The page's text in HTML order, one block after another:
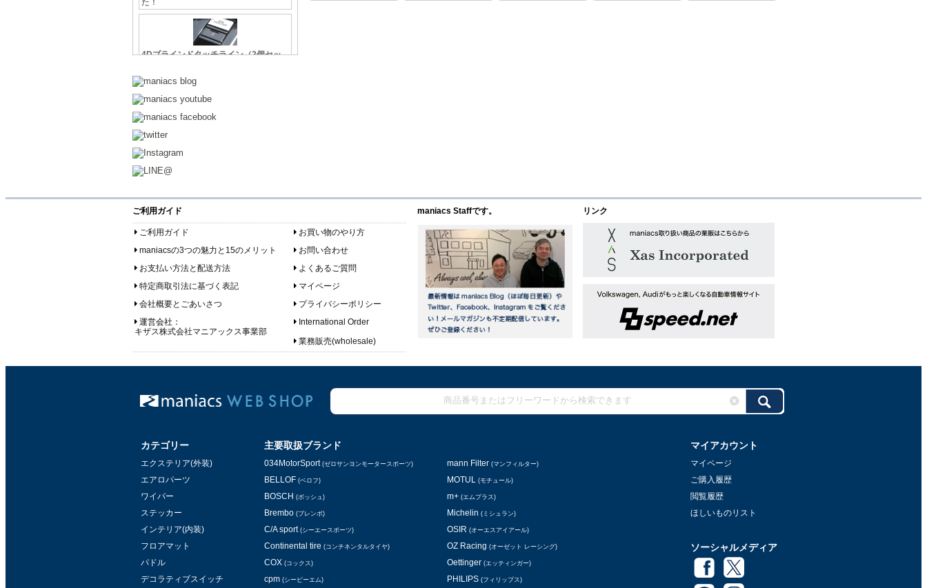
ご利用ガイド
ご利用ガイド
お買い物のやり方
maniacsの3つの魅力と15のメリット
お問い合わせ
お支払い方法と配送方法
よくあるご質問
特定商取引法に基づく表記
マイページ
会社概要とごあいさつ
プライバシーポリシー
運営会社：
キザス株式会社マニアックス事業部
International Order
業務販売(wholesale)
maniacs Staffです。 リンク
カテゴリー
エクステリア(外装)
エアロパーツ
ワイパー
ステッカー
インテリア(内装)
フロアマット
パドル
デコラティブスイッチ
主要取扱ブランド
034MotorSport (ゼロサンヨンモータースポーツ)
BELLOF (ベロフ)
BOSCH (ボッシュ)
Brembo (ブレンボ)
C/A sport (シーエースポーツ)
Continental tire (コンチネンタルタイヤ)
COX (コックス)
cpm (シービーエム)
mann Filter (マンフィルター)
MOTUL (モチュール)
m+ (エムプラス)
Michelin (ミシュラン)
OSIR (オーエスアイアール)
OZ Racing (オーゼット レーシング)
Oettinger (エッティンガー)
PHILIPS (フィリップス)
マイアカウント
マイページ
ご購入履歴
閲覧履歴
ほしいものリスト
ソーシャルメディア